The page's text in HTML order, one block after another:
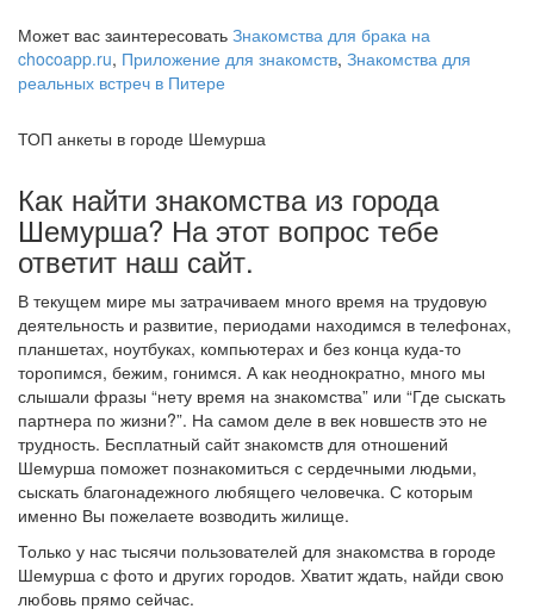
Может вас заинтересовать Знакомства для брака на
chocoapp.ru, Приложение для знакомств, Знакомства для
реальных встреч в Питере
ТОП анкеты в городе Шемурша
Как найти знакомства из города
Шемурша? На этот вопрос тебе
ответит наш сайт.
В текущем мире мы затрачиваем много время на трудовую
деятельность и развитие, периодами находимся в телефонах,
планшетах, ноутбуках, компьютерах и без конца куда-то
торопимся, бежим, гонимся. А как неоднократно, много мы
слышали фразы “нету время на знакомства” или “Где сыскать
партнера по жизни?”. На самом деле в век новшеств это не
трудность. Бесплатный сайт знакомств для отношений
Шемурша поможет познакомиться с сердечными людьми,
сыскать благонадежного любящего человечка. С которым
именно Вы пожелаете возводить жилище.
Только у нас тысячи пользователей для знакомства в городе
Шемурша с фото и других городов. Хватит ждать, найди свою
любовь прямо сейчас.